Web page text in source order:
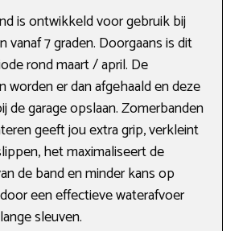
is ontwikkeld voor gebruik bij
vanaf 7 graden. Doorgaans is dit
rond maart / april. De
worden er dan afgehaald en deze
de garage opslaan. Zomerbanden
geeft jou extra grip, verkleint
het maximaliseert de
de band en minder kans op
een effectieve waterafvoer
sleuven.